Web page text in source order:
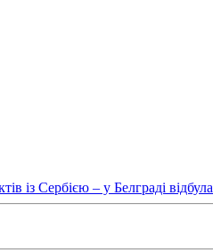
із Сербією – у Белграді